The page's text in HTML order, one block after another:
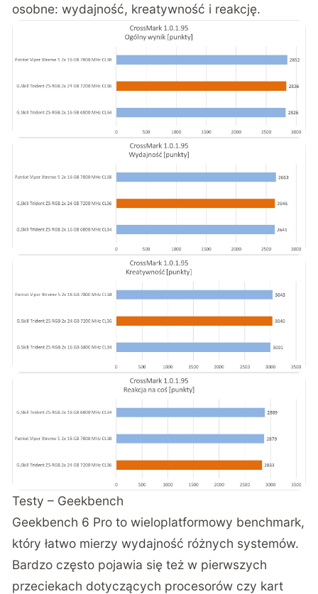
osobne: wydajność, kreatywność i reakcję.
Testy – Geekbench
Geekbench 6 Pro to wieloplatformowy benchmark,
który łatwo mierzy wydajność różnych systemów.
Bardzo często pojawia się też w pierwszych
przeciekach dotyczących procesorów czy kart